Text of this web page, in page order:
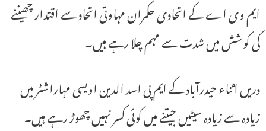
ایم وی اے کے اتحادی حکمران مہاوتی اتحاد سے اقتدار چھیننے
کی کوشش میں شدت سے مہم چلا رہے ہیں۔
دریں اثناء حیدرآباد کے ایم پی اسد الدین اویسی مہاراشٹر میں
زیادہ سے زیادہ سیٹیں جیتنے میں کوئی کسر نہیں چھوڑ رہے ہیں۔